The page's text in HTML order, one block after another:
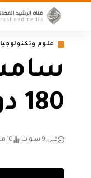
علوم وتكنولوجيا
180 دولارا
قبل 9 سنوات 10 مشاهدات